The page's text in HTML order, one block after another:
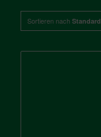
Sortieren nach Standard